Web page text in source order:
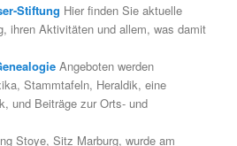
Stiftung Hier finden Sie aktuelle
ihren Aktivitäten und allem, was damit
Angeboten werden
Stammtafeln, Heraldik, eine
und Beiträge zur Orts- und
Stoye, Sitz Marburg, wurde am